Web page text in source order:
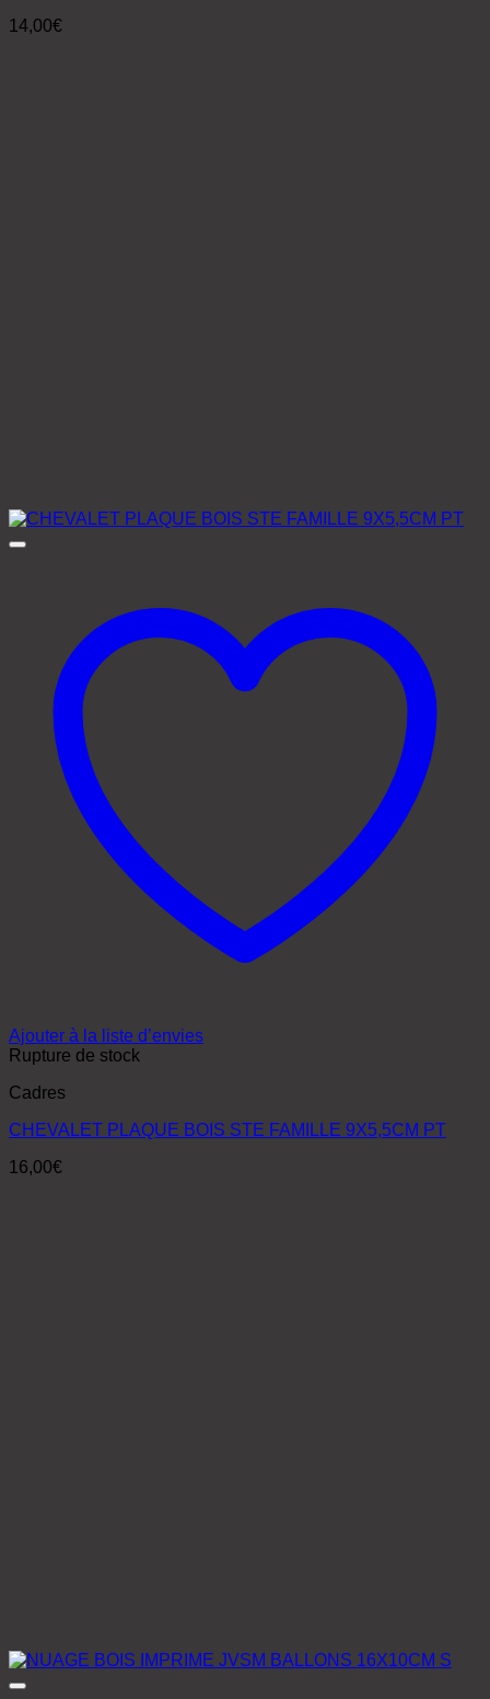
14,00€
Ajouter à la liste d’envies
Rupture de stock
Cadres
CHEVALET PLAQUE BOIS STE FAMILLE 9X5,5CM PT
16,00€